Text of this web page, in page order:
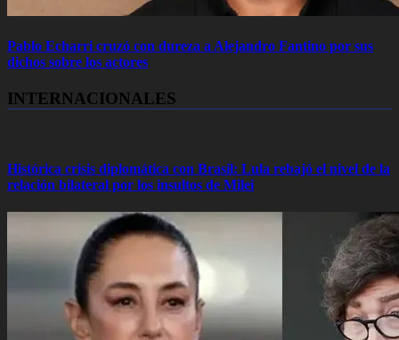
Pablo Echarri cruzó con dureza a Alejandro Fantino por sus
dichos sobre los actores
INTERNACIONALES
Histórica crisis diplomática con Brasil: Lula rebajó el nivel de la
relación bilateral por los insultos de Milei